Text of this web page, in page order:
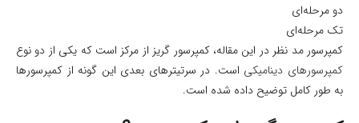
دو مرحله‌ای
تک مرحله‌ای
کمپرسور مد نظر در این مقاله، کمپرسور گریز از مرکز است که یکی از دو نوع
کمپرسورهای دینامیکی است. در سرتیترهای بعدی این گونه از کمپرسورها
به طور کامل توضیح‌ داده‌ شده‌ است.